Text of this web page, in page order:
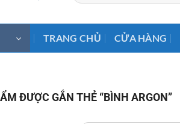
TRANG CHỦ CỬA HÀNG
ĐƯỢC GẮN THẺ “BÌNH ARGON”